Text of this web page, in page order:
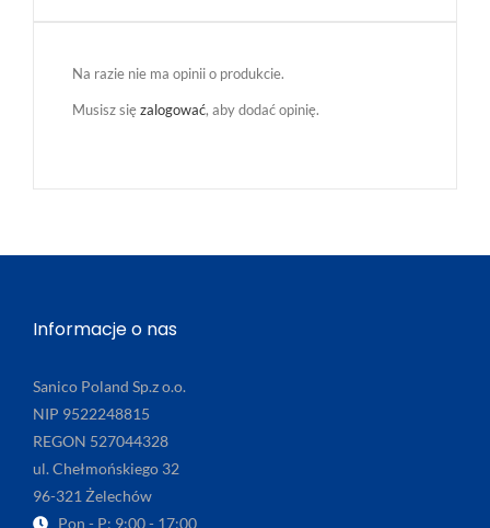
Na razie nie ma opinii o produkcie.
Musisz sięzalogować, aby dodać opinię.
Informacje o nas
Sanico Poland Sp.z o.o.
NIP 9522248815
REGON 527044328
ul. Chełmońskiego 32
96-321 Żelechów
Pon - P: 9:00 - 17:00